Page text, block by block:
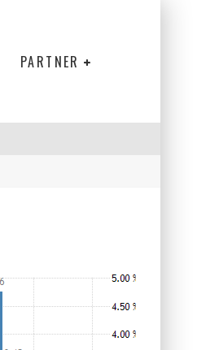
PARTNER